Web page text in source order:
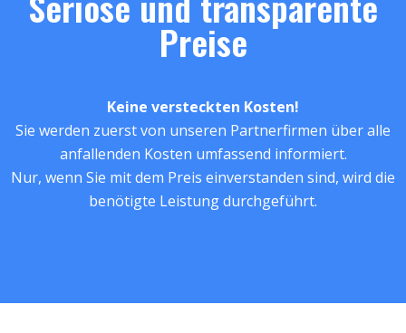
Preise
Keine versteckten Kosten!
Sie werden zuerst von unseren Partnerfirmen über alle
anfallenden Kosten umfassend informiert.
Nur, wenn Sie mit dem Preis einverstanden sind, wird die
benötigte Leistung durchgeführt.